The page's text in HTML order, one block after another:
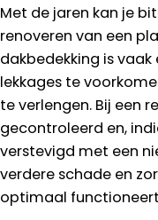
Met de jaren kan je
renoveren van een
dakbedekking is
lekkages te
te verlengen. Bij een
gecontroleerd en,
verstevigd met een
verdere schade en
optimaal